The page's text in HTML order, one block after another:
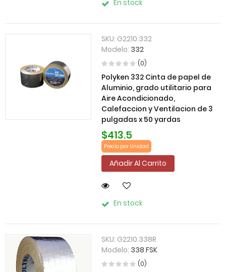
En stock
SKU: G2210.332
Modelo: 332
(0)
Polyken 332 Cinta de papel de
Aluminio, grado utilitario para
Aire Acondicionado,
Calefaccion y Ventilacion de 3
pulgadas x 50 yardas
$413.5
Precio por Unidad
Añadir Al Carrito
En stock
SKU: G2210.338R
Modelo: 338 FSK
(0)